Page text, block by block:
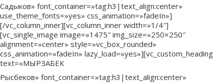
Садыков» font_container=»tag:h3|text_align:center»
use_theme_fonts=»yes» css_animation=»fadeIn»]
[/vc_column_inner][vc_column_inner width=»1/4″]
[vc_single_image image=»1475″ img_size=»250×250″
alignment=»center» style=»vc_box_rounded»
css_animation=»fadeIn» lazy_load=»yes»][vc_custom_heading
text=»МЫРЗАБЕК
Рысбеков» font_container=»tag:h3|text_align:center»